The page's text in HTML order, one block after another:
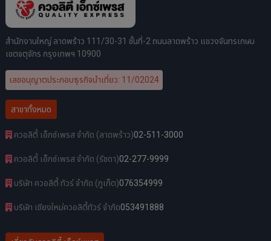
สำนักงานใหญ่ ลาดพร้าว 111/30-31 ชั้นที่-2 ถนนลาดพร้าว แขวงจันทรเกษม
เขตจตุจักร กรุงเทพฯ 10900
เลขอนุญาตประกอบธุรกิจนำเที่ยว: 11/02024
สาขาทั้งหมด
ควอลิตี้ เอ็กซ์เพรส จำกัด (ลาดพร้าว)02-511-3000
ควอลิตี้ เอ็กซ์เพรส จำกัด (รัชดา)02-277-9999
บริษัท ควอลิตี้ ทัวร์ จำกัด (ภูเก็ต)076354999
บริษัท เชียงใหม่ควอลิตี้ทัวร์ จำกัด053491888